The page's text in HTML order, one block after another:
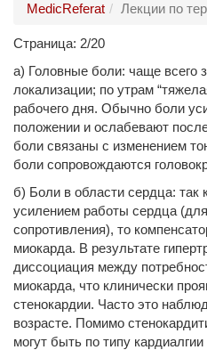
MedicReferat Лекции по
Страница: 2/20
а) Головные боли: чаще всего
локализации; по утрам
рабочего дня. Обычно боли
положении и ослабевают
боли связаны с изменением
боли сопровождаются
б) Боли в области сердца:
усилением работы сердца
сопротивления), то
миокарда. В результате
диссоциация между
миокарда, что клинически
стенокардии. Часто это
возрасте. Помимо
могут быть по типу